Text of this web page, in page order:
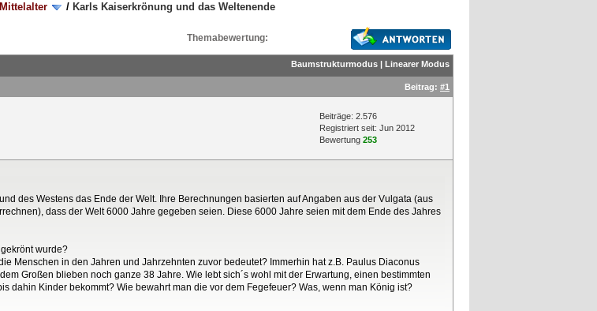
/ Karls Kaiserkrönung und das Weltenende
Themabewertung:
Baumstrukturmodus | Linearer Modus
Beitrag: #1
Beiträge: 2.576
Registriert seit: Jun 2012
Bewertung 253
des Westens das Ende der Welt. Ihre Berechnungen basierten auf Angaben aus der Vulgata (aus
dass der Welt 6000 Jahre gegeben seien. Diese 6000 Jahre seien mit dem Ende des Jahres
wurde?
Menschen in den Jahren und Jahrzehnten zuvor bedeutet? Immerhin hat z.B. Paulus Diaconus
Großen blieben noch ganze 38 Jahre. Wie lebt sich´s wohl mit der Erwartung, einen bestimmten
dahin Kinder bekommt? Wie bewahrt man die vor dem Fegefeuer? Was, wenn man König ist?